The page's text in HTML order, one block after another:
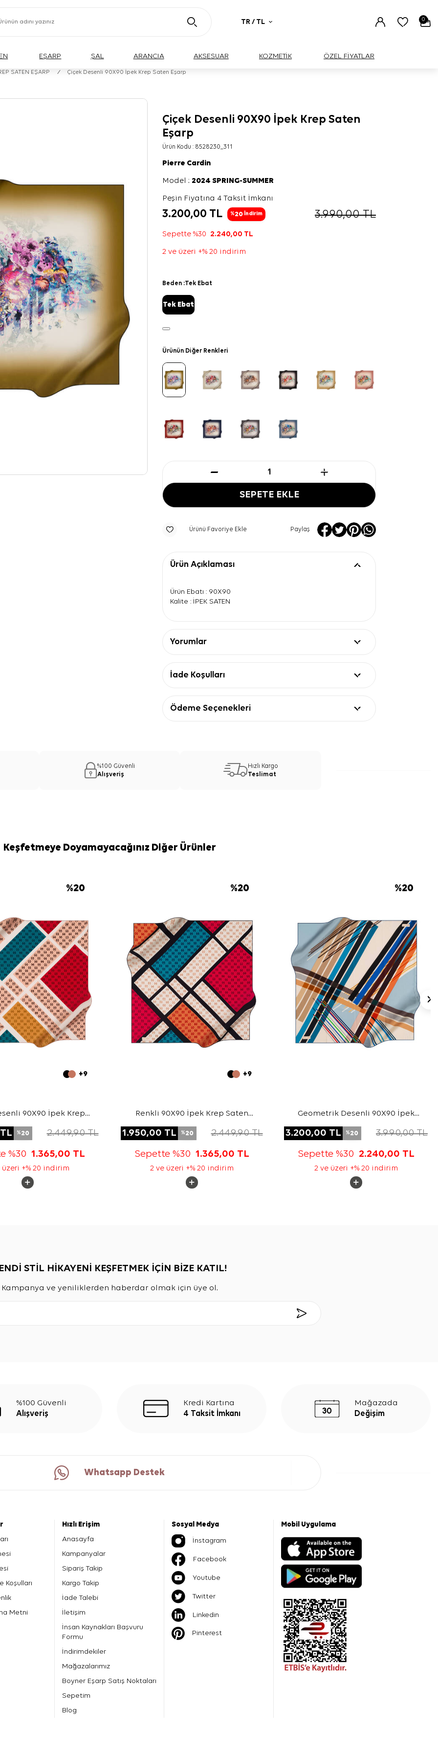
TR / TL 0
EŞARP ŞAL ARANCIA AKSESUAR KOZMETİK ÖZEL FİYATLAR
SATEN EŞARP / Çiçek Desenli 90X90 İpek Krep Saten Eşarp
Çiçek Desenli 90X90 İpek Krep Saten
Eşarp
Ürün Kodu : 8528230_311
Pierre Cardin
Model :2024 SPRING-SUMMER
Peşin Fiyatına 4 Taksit İmkanı
3.200,00 TL %20 İndirim 3.990,00TL
Sepette %30 2.240,00 TL
2 ve üzeri +% 20 indirim
Beden :Tek Ebat
Tek Ebat
Ürünün Diğer Renkleri
SEPETE EKLE
Ürünü Favoriye Ekle Paylaş
Ürün Açıklaması
Ürün Ebatı : 90X90
Kalite : İPEK SATEN
Yorumlar
İade Koşulları
Ödeme Seçenekleri
%100 Güvenli
Alışveriş
Hızlı Kargo
Teslimat
Keşfetmeye Doyamayacağınız Diğer Ürünler
%20
+9
90X90 İpek Krep
%20 2.449,90TL
%30 1.365,00 TL
üzeri +% 20 indirim
%20
+9
Renkli 90X90 İpek Krep Saten
1.950,00 TL %20 2.449,90TL
Sepette %30 1.365,00 TL
2 ve üzeri +% 20 indirim
%20
Geometrik Desenli 90X90 İpek
3.200,00 TL %20 3.990,00TL
Sepette %30 2.240,00 TL
2 ve üzeri +% 20 indirim
STİL HİKAYENİ KEŞFETMEK İÇİN BİZE KATIL!
Kampanya ve yeniliklerden haberdar olmak için üye ol.
%100 Güvenli
Alışveriş
Kredi Kartına
4 Taksit İmkanı
Mağazada
Değişim
Whatsapp Destek
Koşulları
Metni
Hızlı Erişim
Anasayfa
Kampanyalar
Sipariş Takip
Kargo Takip
İade Talebi
İletişim
İnsan Kaynakları Başvuru
Formu
İndirimdekiler
Mağazalarımız
Boyner Eşarp Satış Noktaları
Sepetim
Blog
Sosyal Medya
İnstagram
Facebook
Youtube
Twitter
Linkedin
Pinterest
Mobil Uygulama